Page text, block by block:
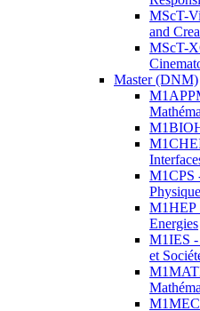
MScT-
and
MScT-
Master (DNM)
M1CPS
Physique
M1HEP
Energies
M1IES -
et